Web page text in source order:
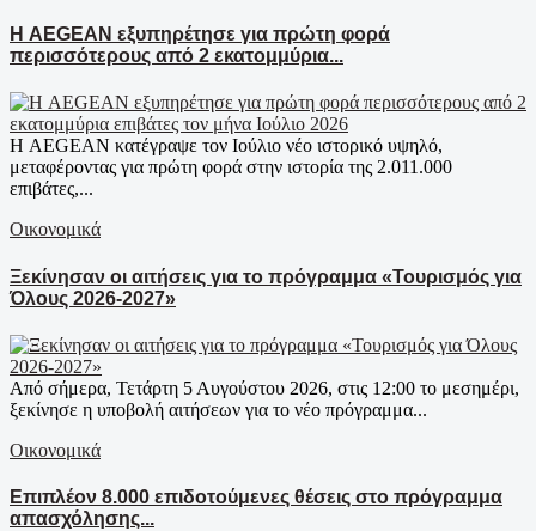
Η AEGEAN εξυπηρέτησε για πρώτη φορά
περισσότερους από 2 εκατομμύρια...
Η AEGEAN κατέγραψε τον Ιούλιο νέο ιστορικό υψηλό,
μεταφέροντας για πρώτη φορά στην ιστορία της 2.011.000
επιβάτες,...
Οικονομικά
Ξεκίνησαν οι αιτήσεις για το πρόγραμμα «Τουρισμός για
Όλους 2026-2027»
Από σήμερα, Τετάρτη 5 Αυγούστου 2026, στις 12:00 το μεσημέρι,
ξεκίνησε η υποβολή αιτήσεων για το νέο πρόγραμμα...
Οικονομικά
Επιπλέον 8.000 επιδοτούμενες θέσεις στο πρόγραμμα
απασχόλησης...